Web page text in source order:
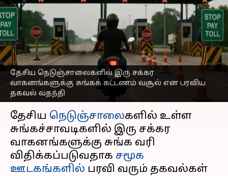
தேசிய நெடுஞ்சாலைகளில் இரு சக்கர
வாகனங்களுக்கு சுங்கக் கட்டணம் வசூல் என பரவிய
தகவல் வதந்தி
சக்கர வாகனங்களுக்கு
சுங்கக் கட்டணம் வசூலா?
உண்மை இதுதான்
எழுதியவர் Sekar Chinnappan Aug 21, 2025 05:20 pm
செய்தி முன்னோட்டம்
தேசிய நெடுஞ்சாலைகளில் உள்ள
சுங்கச்சாவடிகளில் இரு சக்கர
வாகனங்களுக்கு சுங்க வரி
விதிக்கப்படுவதாக சமூக
ஊடகங்களில் பரவி வரும் தகவல்கள்